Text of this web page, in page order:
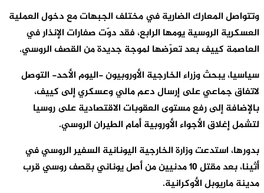
وتتواصل المعارك الضارية في مختلف الجبهات مع دخول العملية
العسكرية الروسية يومها الرابع، فقد دوّت صفارات الإنذار في
العاصمة كييف بعد تعرّضها لموجة جديدة من القصف الروسي.
سياسيا، يبحث وزراء الخارجية الأوروبيون -اليوم الأحد- التوصل
لاتفاق جماعي على إرسال دعم مالي وعسكري إلى كييف،
بالإضافة إلى رفع مستوى العقوبات الاقتصادية على روسيا
لتشمل إغلاق الأجواء الأوروبية أمام الطيران الروسي.
بدورها، استدعت وزارة الخارجية اليونانية السفير الروسي في
أثينا، بعد مقتل 10 مدنيين من أصل يوناني بقصف روسي قرب
مدينة ماريوبل الأوكرانية.